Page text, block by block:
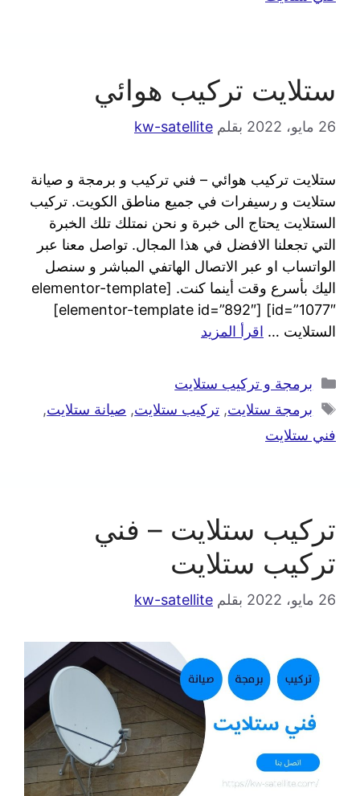
ستلايت تركيب هوائي
26 مايو، 2022 بقلم kw-satellite
ستلايت تركيب هوائي – فني تركيب و برمجة و صيانة
ستلايت و رسيفرات في جميع مناطق الكويت. تركيب
الستلايت يحتاج الى خبرة و نحن نمتلك تلك الخبرة
التي تجعلنا الافضل في هذا المجال. تواصل معنا عبر
الواتساب او عبر الاتصال الهاتفي المباشر و سنصل
اليك بأسرع وقت أينما كنت. [elementor-template
id=”1077″] [elementor-template id=”892″]
الستلايت … اقرأ المزيد
برمجة و تركيب ستلايت
برمجة ستلايت, تركيب ستلايت, صيانة ستلايت,
فني ستلايت
تركيب ستلايت – فني
تركيب ستلايت
26 مايو، 2022 بقلم kw-satellite